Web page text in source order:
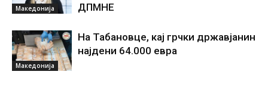
Македонија
ДПМНЕ
Македонија
На Табановце, кај грчки државјанин
најдени 64.000 евра